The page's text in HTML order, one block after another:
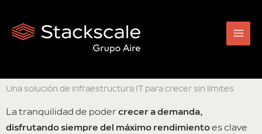
contenido
Una solución de infraestructura IT para crecer sin límites
La tranquilidad de podercrecer a demanda,
disfrutando siempre del máximo rendimientoes clave